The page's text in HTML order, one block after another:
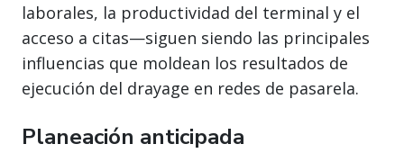
laborales, la productividad del terminal y el
acceso a citas—siguen siendo las principales
influencias que moldean los resultados de
ejecución del drayage en redes de pasarela.
Planeación anticipada